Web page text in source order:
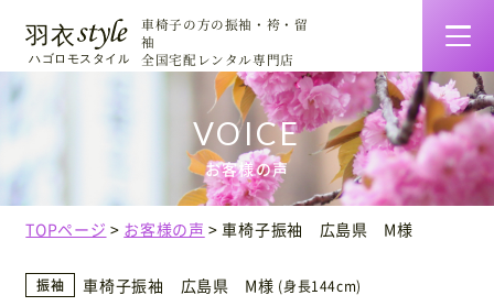
車椅子の方の振袖・袴・留
袖
全国宅配レンタル専門店
羽衣スタイルの特徴
着物一覧・料金
お客様の声
TOPページ お客様の声 車椅子振袖 広島県 M様
振袖 車椅子振袖 広島県 M様 (身長144cm)